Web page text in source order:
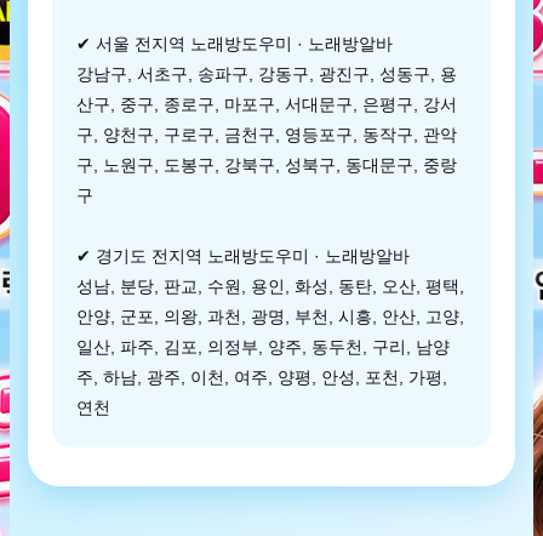
✔ 서울 전지역 노래방도우미 · 노래방알바
강남구, 서초구, 송파구, 강동구, 광진구, 성동구, 용
산구, 중구, 종로구, 마포구, 서대문구, 은평구, 강서
구, 양천구, 구로구, 금천구, 영등포구, 동작구, 관악
구, 노원구, 도봉구, 강북구, 성북구, 동대문구, 중랑
구
✔ 경기도 전지역 노래방도우미 · 노래방알바
성남, 분당, 판교, 수원, 용인, 화성, 동탄, 오산, 평택,
안양, 군포, 의왕, 과천, 광명, 부천, 시흥, 안산, 고양,
일산, 파주, 김포, 의정부, 양주, 동두천, 구리, 남양
주, 하남, 광주, 이천, 여주, 양평, 안성, 포천, 가평,
연천